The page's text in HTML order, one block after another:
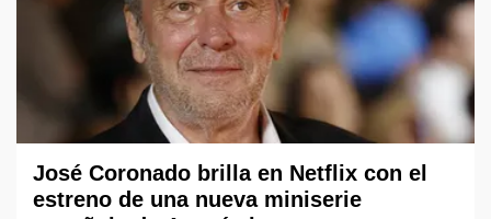
José Coronado brilla en Netflix con el
estreno de una nueva miniserie